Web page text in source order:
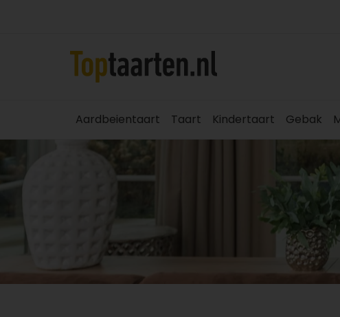
Aardbeientaart Taart Kindertaart Gebak